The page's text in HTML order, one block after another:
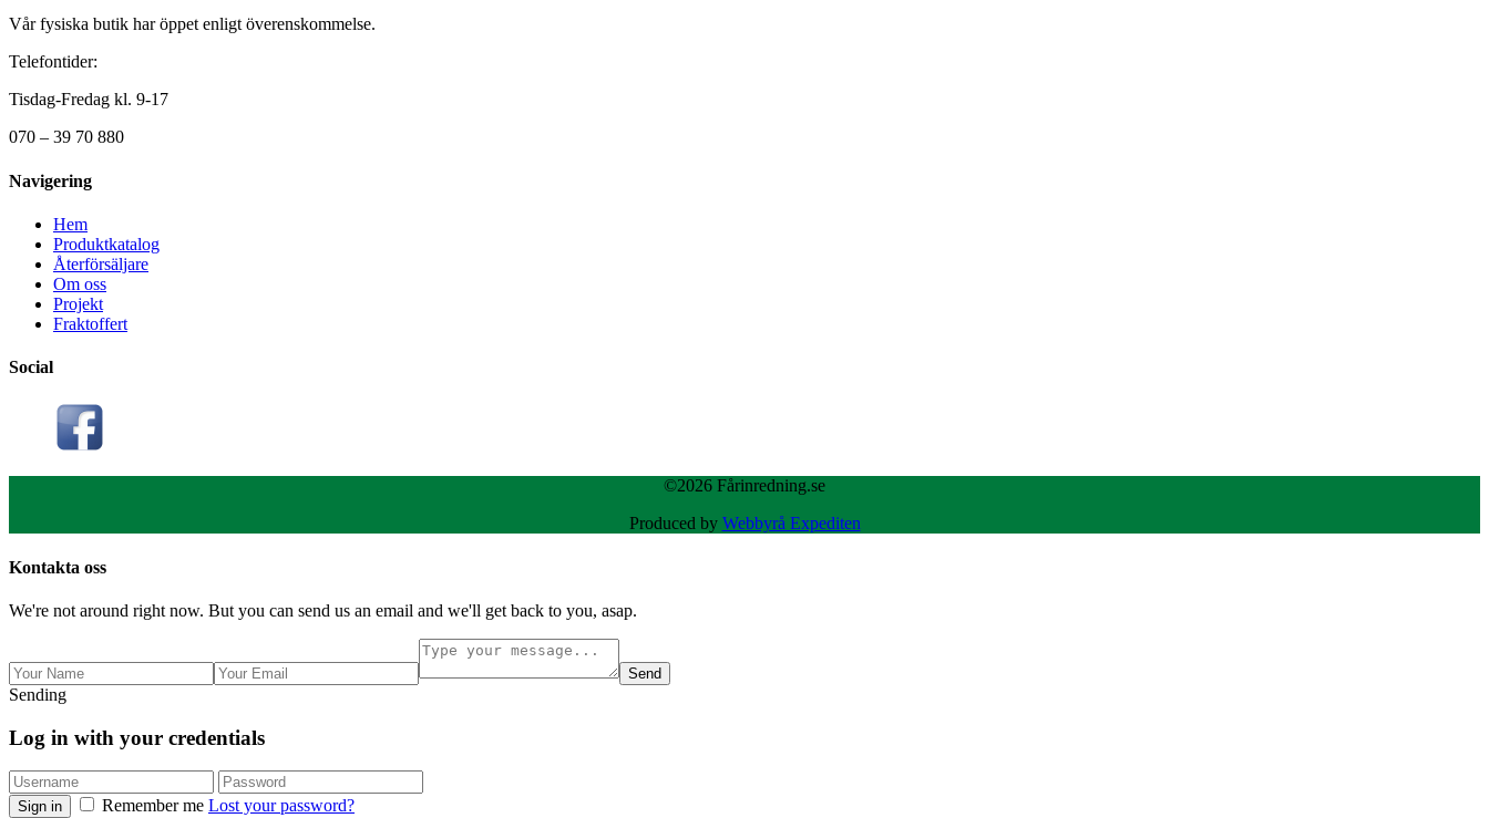
Vår fysiska butik har öppet enligt överenskommelse.
Telefontider:
Tisdag-Fredag kl. 9-17
070 – 39 70 880
Navigering
Hem
Produktkatalog
Återförsäljare
Om oss
Projekt
Fraktoffert
Social
©2026 Fårinredning.se
Produced by Webbyrå Expediten
Kontakta oss
We're not around right now. But you can send us an email and we'll get back to you, asap.
Send
Sending
Log in with your credentials
Sign in Remember me Lost your password?